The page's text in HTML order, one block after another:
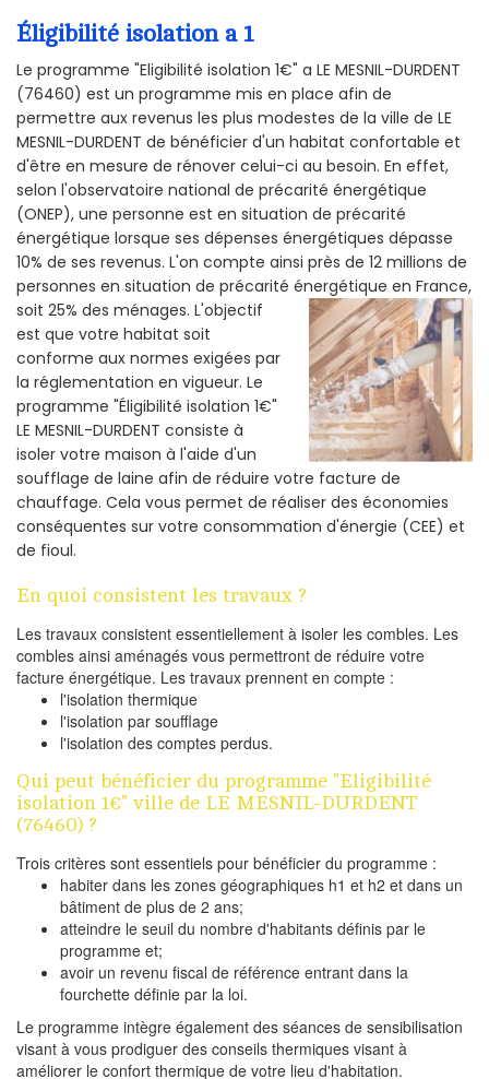
Éligibilité isolation a 1
Le programme "Eligibilité isolation 1€" a LE MESNIL-DURDENT
(76460) est un programme mis en place afin de
permettre aux revenus les plus modestes de la ville de LE
MESNIL-DURDENT de bénéficier d'un habitat confortable et
d'être en mesure de rénover celui-ci au besoin. En effet,
selon l'observatoire national de précarité énergétique
(ONEP), une personne est en situation de précarité
énergétique lorsque ses dépenses énergétiques dépasse
10% de ses revenus. L'on compte ainsi près de 12 millions de
personnes en situation de précarité énergétique en France,
soit 25% des ménages. L'objectif
est que votre habitat soit
conforme aux normes exigées par
la réglementation en vigueur. Le
programme "Éligibilité isolation 1€"
LE MESNIL-DURDENT consiste à
isoler votre maison à l'aide d'un
soufflage de laine afin de réduire votre facture de
chauffage. Cela vous permet de réaliser des économies
conséquentes sur votre consommation d'énergie (CEE) et
de fioul.
En quoi consistent les travaux ?
Les travaux consistent essentiellement à isoler les combles. Les
combles ainsi aménagés vous permettront de réduire votre
facture énergétique. Les travaux prennent en compte :
l'isolation thermique
l'isolation par soufflage
l'isolation des comptes perdus.
Qui peut bénéficier du programme "Eligibilité
isolation 1€" ville de LE MESNIL-DURDENT
(76460) ?
Trois critères sont essentiels pour bénéficier du programme :
habiter dans les zones géographiques h1 et h2 et dans un
bâtiment de plus de 2 ans;
atteindre le seuil du nombre d'habitants définis par le
programme et;
avoir un revenu fiscal de référence entrant dans la
fourchette définie par la loi.
Le programme intègre également des séances de sensibilisation
visant à vous prodiguer des conseils thermiques visant à
améliorer le confort thermique de votre lieu d'habitation.